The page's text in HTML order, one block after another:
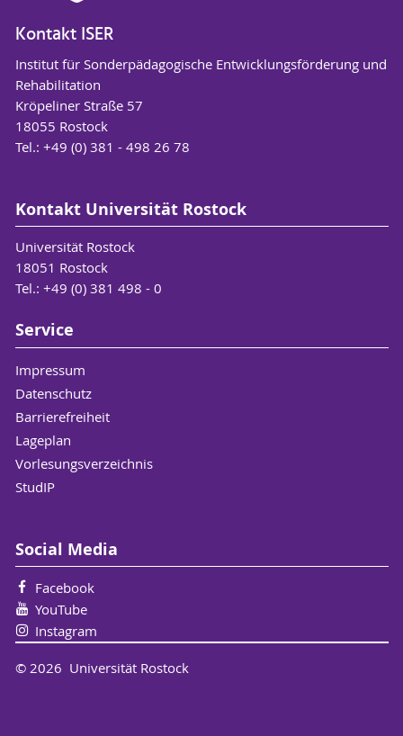
Kontakt ISER
Institut für Sonderpädagogische Entwicklungsförderung und
Rehabilitation
Kröpeliner Straße 57
18055 Rostock
Tel.: +49 (0) 381 - 498 26 78
Kontakt Universität Rostock
Universität Rostock
18051 Rostock
Tel.: +49 (0) 381 498 - 0
Service
Impressum
Datenschutz
Barrierefreiheit
Lageplan
Vorlesungsverzeichnis
StudIP
Social Media
Facebook
YouTube
Instagram
© 2026 Universität Rostock